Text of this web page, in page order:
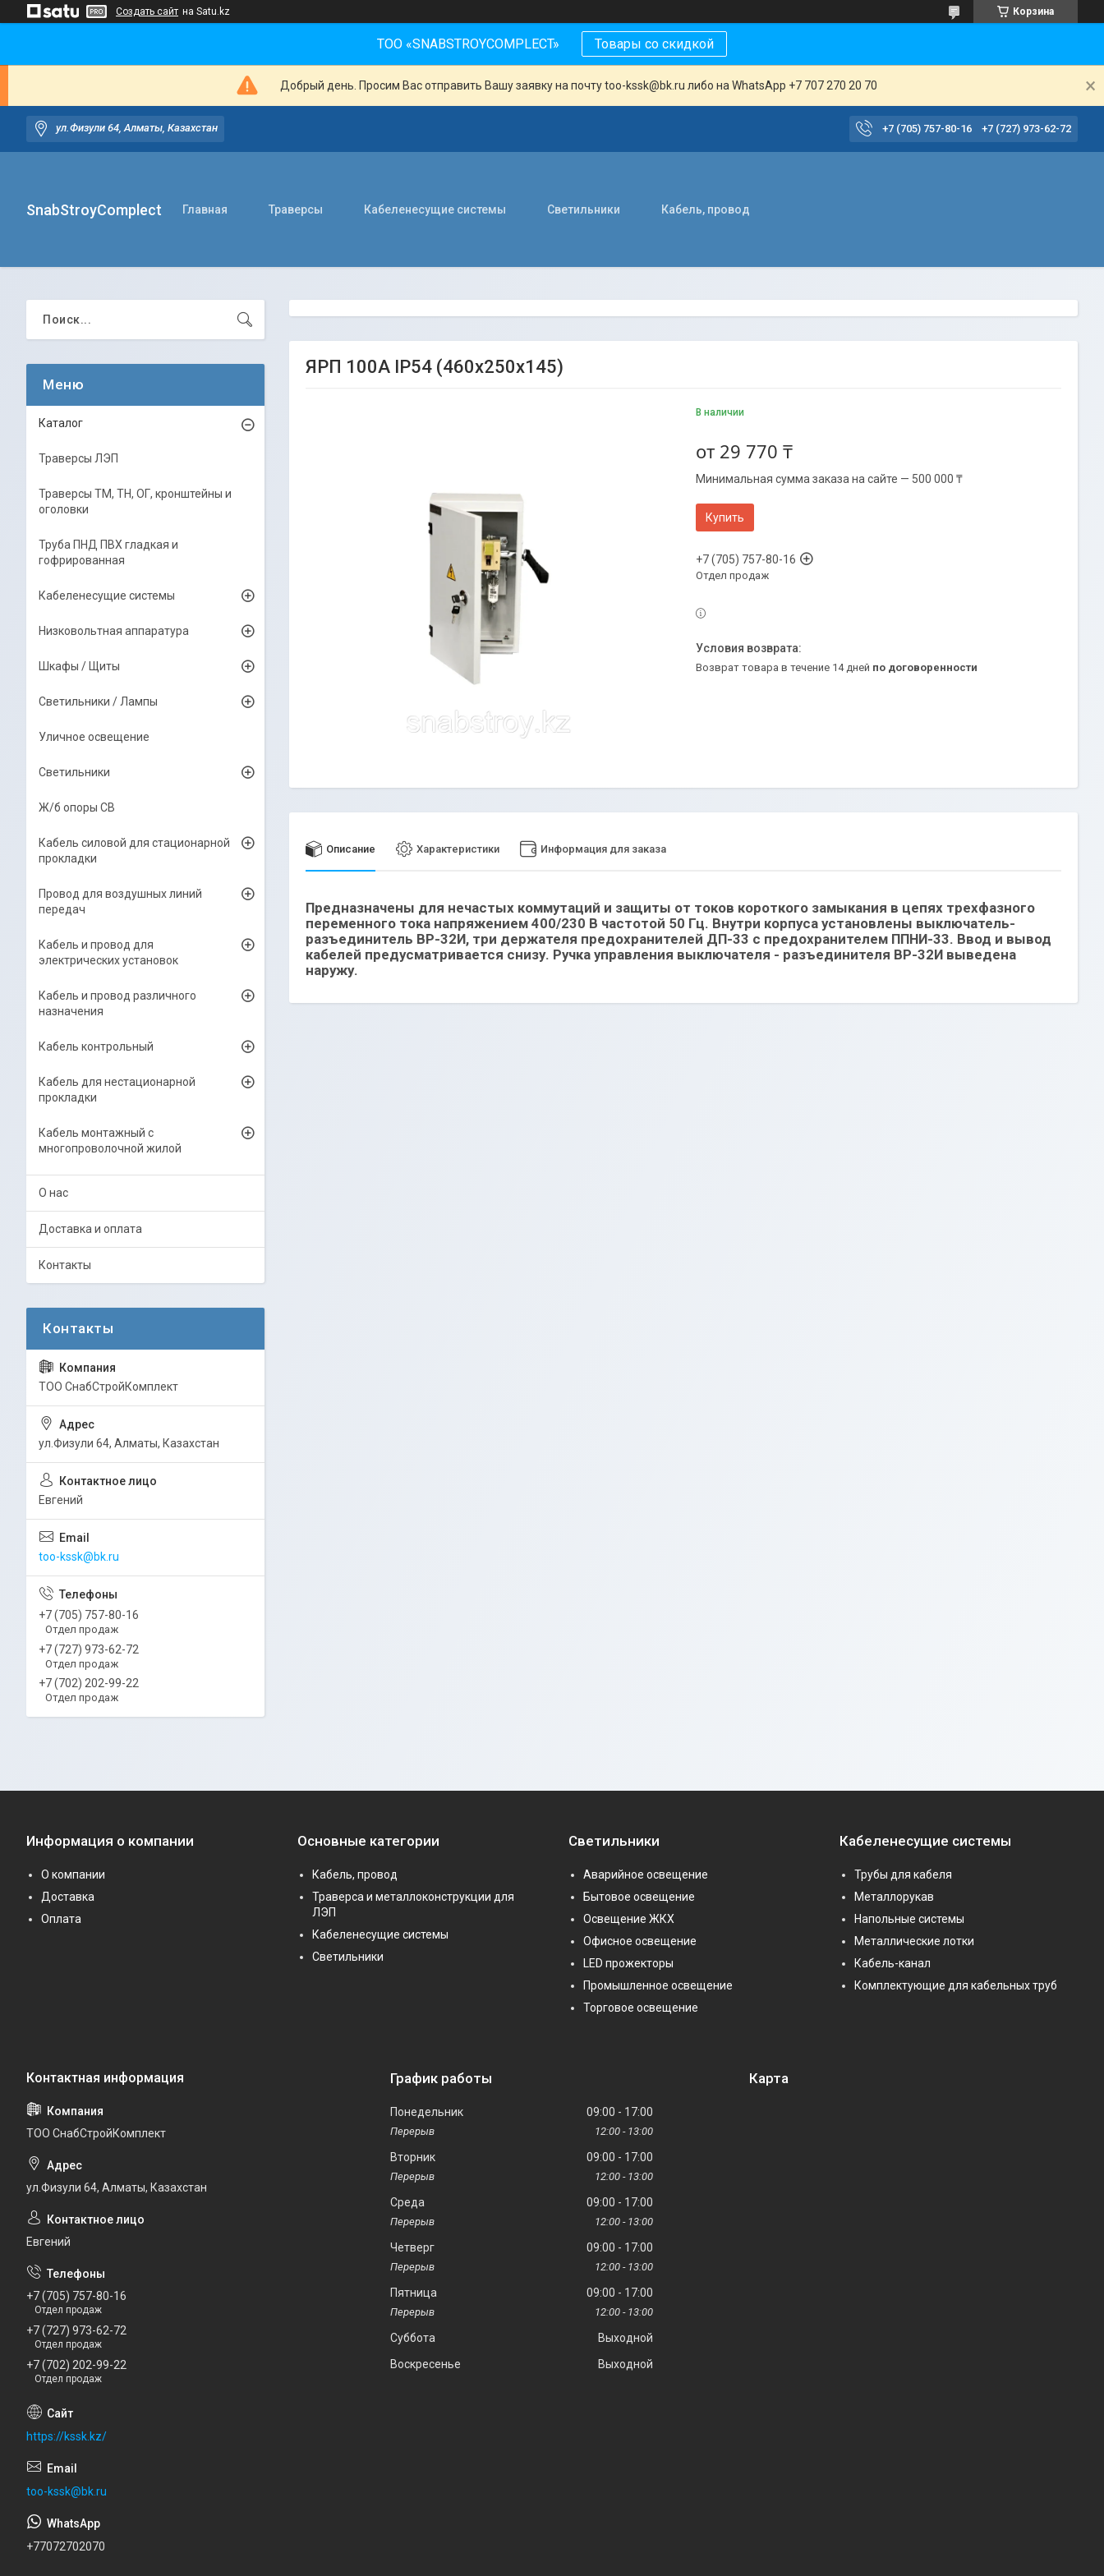
Создать сайт на Satu.kz Корзина
ТОО «SNABSTROYCOMPLECT» Товары со скидкой
Добрый день. Просим Вас отправить Вашу заявку на почту too-kssk@bk.ru либо на WhatsApp +7 707 270 20 70
ул.Физули 64, Алматы, Казахстан +7 (705) 757-80-16 +7 (727) 973-62-72
SnabStroyComplect Главная Траверсы Кабеленесущие системы Светильники Кабель, провод
ЯРП 100А IP54 (460х250х145)
В наличии
от 29 770 ₸
Минимальная сумма заказа на сайте — 500 000 ₸
Купить
+7 (705) 757-80-16
Отдел продаж
возврат товара в течение 14 дней по договоренности
Описание Характеристики Информация для заказа
Предназначены для нечастых коммутаций и защиты от токов короткого замыкания в цепях трехфазного
переменного тока напряжением 400/230 В частотой 50 Гц. Внутри корпуса установлены выключатель-
разъединитель ВР-32И, три держателя предохранителей ДП-33 с предохранителем ППНИ-33. Ввод и вывод
кабелей предусматривается снизу. Ручка управления выключателя - разъединителя ВР-32И выведена
наружу.
Каталог
Траверсы ЛЭП
Траверсы ТМ, ТН, ОГ, кронштейны и
оголовки
Труба ПНД ПВХ гладкая и
гофрированная
Кабеленесущие системы
Низковольтная аппаратура
Шкафы / Щиты
Светильники / Лампы
Уличное освещение
Светильники
Ж/б опоры СВ
Кабель силовой для стационарной
прокладки
Провод для воздушных линий
передач
Кабель и провод для
электрических установок
Кабель и провод различного
назначения
Кабель контрольный
Кабель для нестационарной
прокладки
Кабель монтажный с
многопроволочной жилой
О нас
Доставка и оплата
Контакты
ТОО СнабСтройКомплект
ул.Физули 64, Алматы, Казахстан
Евгений
too-kssk@bk.ru
+7 (705) 757-80-16
Отдел продаж
+7 (727) 973-62-72
Отдел продаж
+7 (702) 202-99-22
Отдел продаж
Информация о компании
О компании
Доставка
Оплата
Основные категории
Кабель, провод
Траверса и металлоконструкции для
ЛЭП
Кабеленесущие системы
Светильники
Светильники
Аварийное освещение
Бытовое освещение
Освещение ЖКХ
Офисное освещение
LED прожекторы
Промышленное освещение
Торговое освещение
Кабеленесущие системы
Трубы для кабеля
Металлорукав
Напольные системы
Металлические лотки
Кабель-канал
Комплектующие для кабельных труб
ТОО СнабСтройКомплект
ул.Физули 64, Алматы, Казахстан
Евгений
+7 (705) 757-80-16
Отдел продаж
+7 (727) 973-62-72
Отдел продаж
+7 (702) 202-99-22
Отдел продаж
https://kssk.kz/
too-kssk@bk.ru
+77072702070
График работы
Понедельник 09:00 17:00
12:00 13:00
Вторник 09:00 17:00
12:00 13:00
Среда 09:00 17:00
12:00 13:00
Четверг 09:00 17:00
12:00 13:00
Пятница 09:00 17:00
12:00 13:00
Суббота
Выходной
Воскресенье
Выходной
Карта